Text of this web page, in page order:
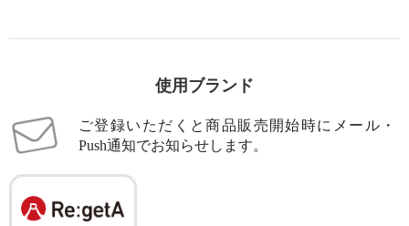
使用ブランド
ご登録いただくと商品販売開始時にメール・
Push通知でお知らせします。